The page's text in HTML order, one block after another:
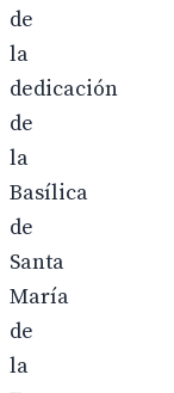
de
la
dedicación
de
la
Basílica
de
Santa
María
de
la